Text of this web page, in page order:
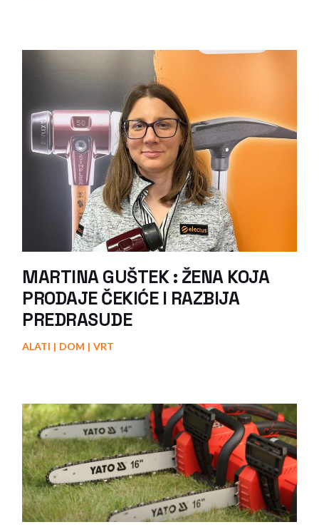
MARTINA GUŠTEK : ŽENA KOJA
PRODAJE ČEKIĆE I RAZBIJA
PREDRASUDE
ALATI DOM VRT